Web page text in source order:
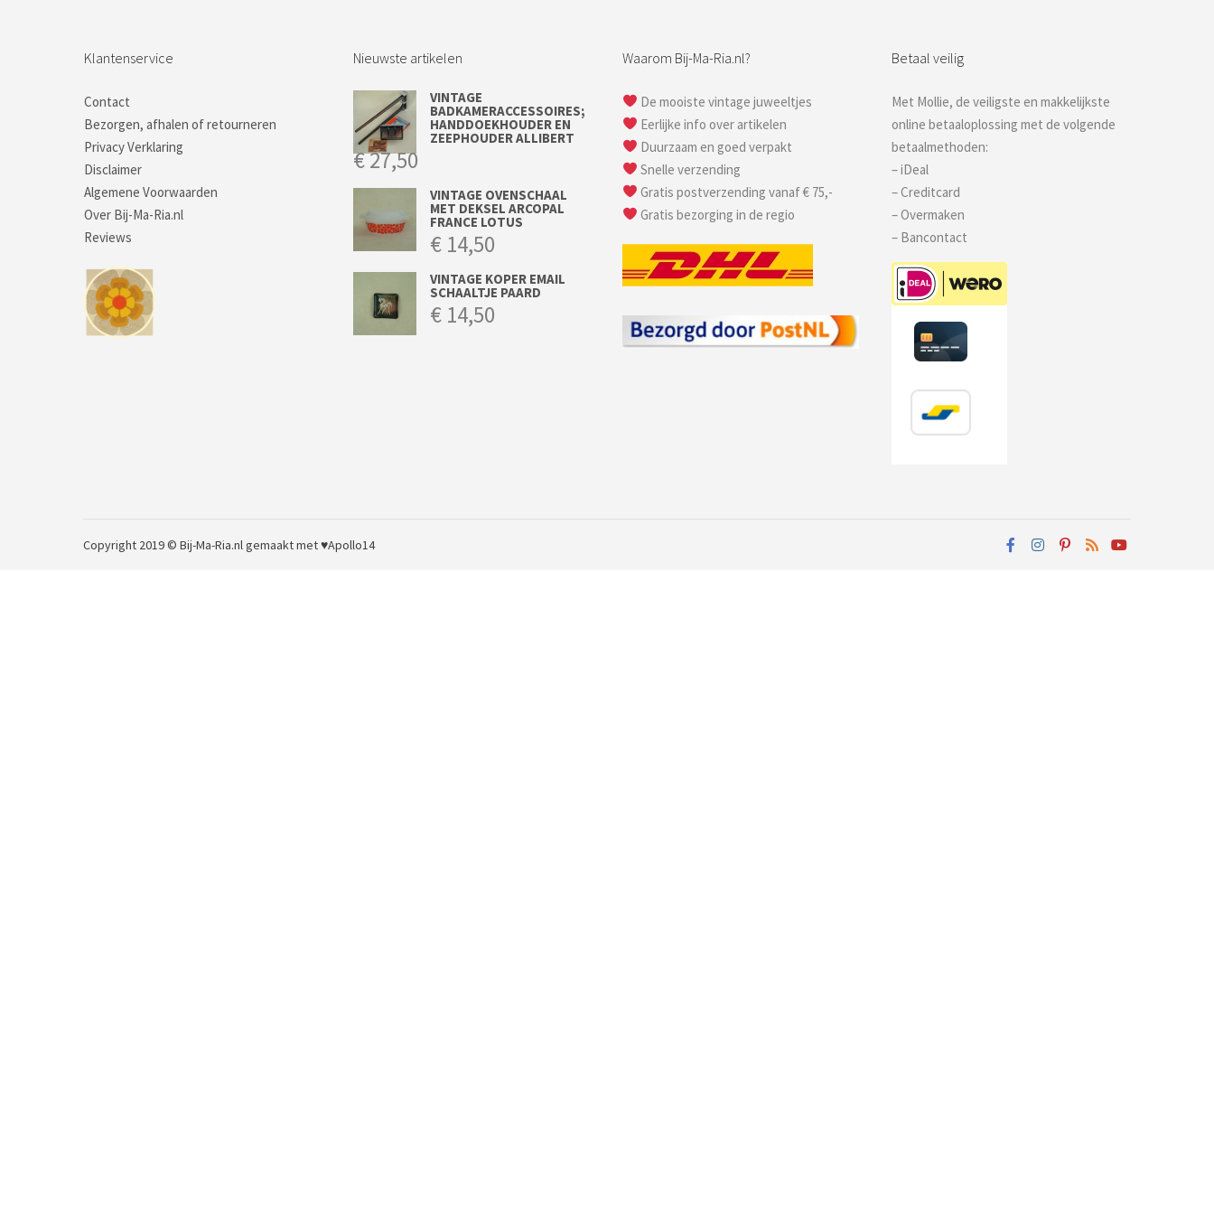
Klantenservice
Contact
Bezorgen, afhalen of retourneren
Privacy Verklaring
Disclaimer
Algemene Voorwaarden
Over Bij-Ma-Ria.nl
Reviews
Nieuwste artikelen
VINTAGE
BADKAMERACCESSOIRES;
HANDDOEKHOUDER EN
ZEEPHOUDER ALLIBERT
€27,50
VINTAGE OVENSCHAAL
MET DEKSEL ARCOPAL
FRANCE LOTUS
€ 14,50
VINTAGE KOPER EMAIL
SCHAALTJE PAARD
€ 14,50
Waarom Bij-Ma-Ria.nl?
De mooiste vintage juweeltjes
Eerlijke info over artikelen
Duurzaam en goed verpakt
Snelle verzending
Gratis postverzending vanaf € 75,-
Gratis bezorging in de regio
Betaal veilig
Met Mollie, de veiligste en makkelijkste
online betaaloplossing met de volgende
betaalmethoden:
– iDeal
– Creditcard
– Overmaken
– Bancontact
Copyright 2019 © Bij-Ma-Ria.nlgemaakt met ♥Apollo14